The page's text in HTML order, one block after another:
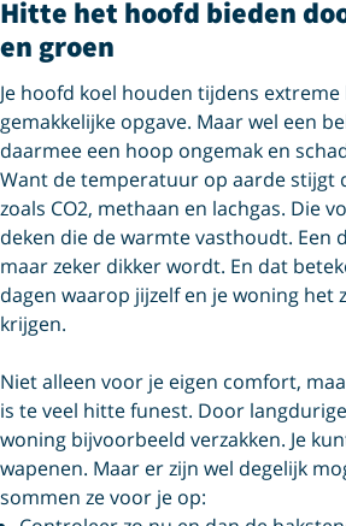
Hitte het hoofd bieden
en groen
Je hoofd koel houden tijdens extreme
gemakkelijke opgave. Maar wel een
daarmee een hoop ongemak en
Want de temperatuur op aarde stijgt
zoals CO2, methaan en lachgas. Die
deken die de warmte vasthoudt. Een
maar zeker dikker wordt. En dat
dagen waarop jijzelf en je woning het
krijgen.
Niet alleen voor je eigen comfort,
is te veel hitte funest. Door
woning bijvoorbeeld verzakken. Je
wapenen. Maar er zijn wel degelijk
sommen ze voor je op: